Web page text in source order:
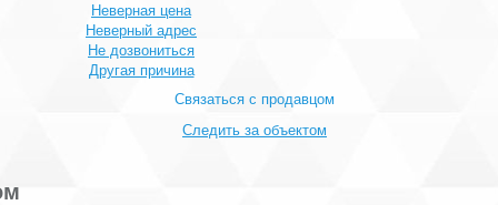
Неверная цена
Неверный адрес
Не дозвониться
Другая причина
Связаться с продавцом
Следить за объектом